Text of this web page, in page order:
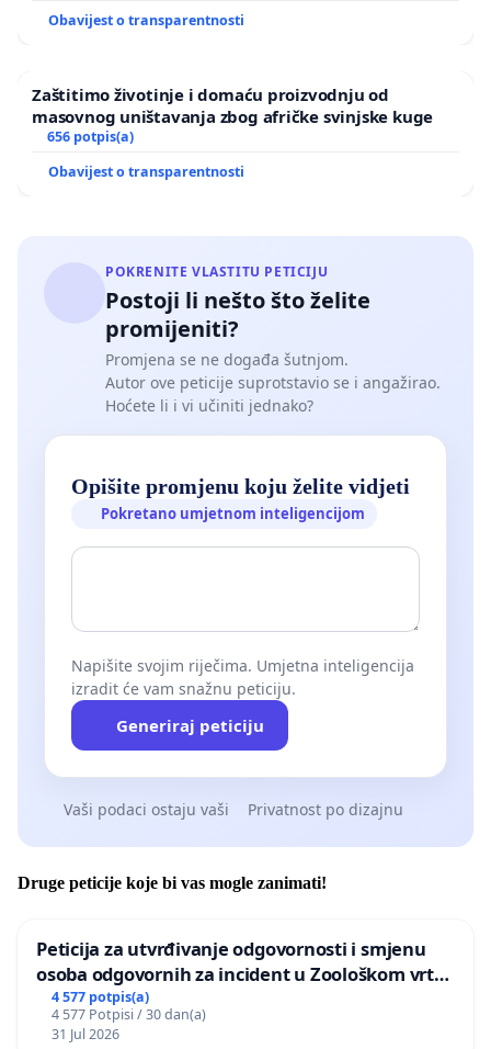
Obavijest o transparentnosti
Zaštitimo životinje i domaću proizvodnju od
masovnog uništavanja zbog afričke svinjske kuge
656 potpis(a)
Obavijest o transparentnosti
POKRENITE VLASTITU PETICIJU
Postoji li nešto što želite
promijeniti?
Promjena se ne događa šutnjom.
Autor ove peticije suprotstavio se i angažirao.
Hoćete li i vi učiniti jednako?
Opišite promjenu koju želite vidjeti
Pokretano umjetnom inteligencijom
Napišite svojim riječima. Umjetna inteligencija
izradit će vam snažnu peticiju.
Generiraj peticiju
Vaši podaci ostaju vaši Privatnost po dizajnu
Druge peticije koje bi vas mogle zanimati!
Peticija za utvrđivanje odgovornosti i smjenu
osoba odgovornih za incident u Zoološkom vrtu
Grada Zagreba
4 577 potpis(a)
4 577 Potpisi / 30 dan(a)
31 Jul 2026